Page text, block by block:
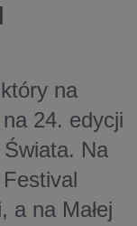
na
24. edycji
Na
a na Małej